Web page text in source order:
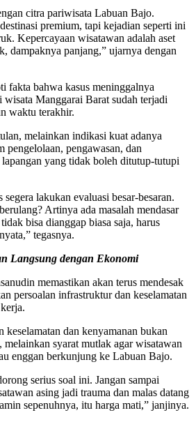
citra pariwisata Labuan Bajo.
premium, tapi kejadian seperti ini
Kepercayaan wisatawan adalah aset
dampaknya panjang,” ujarnya dengan
fakta bahwa kasus meninggalnya
Manggarai Barat sudah terjadi
waktu terakhir.
melainkan indikasi kuat adanya
pengelolaan, pengawasan, dan
yang tidak boleh ditutup-tutupi
segera lakukan evaluasi besar-besaran.
Artinya ada masalah mendasar
bisa dianggap biasa saja, harus
tegasnya.
Langsung dengan Ekonomi
memastikan akan terus mendesak
persoalan infrastruktur dan keselamatan
keselamatan dan kenyamanan bukan
melainkan syarat mutlak agar wisatawan
enggan berkunjung ke Labuan Bajo.
serius soal ini. Jangan sampai
asing jadi trauma dan malas datang
sepenuhnya, itu harga mati,” janjinya.